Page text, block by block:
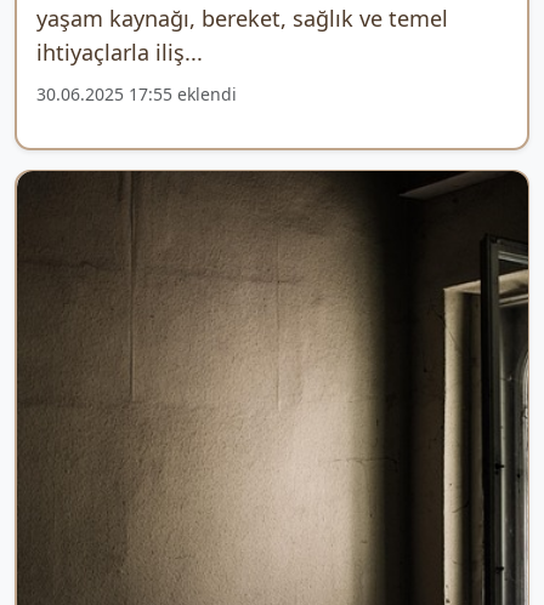
yaşam kaynağı, bereket, sağlık ve temel
ihtiyaçlarla iliş...
30.06.2025 17:55 eklendi